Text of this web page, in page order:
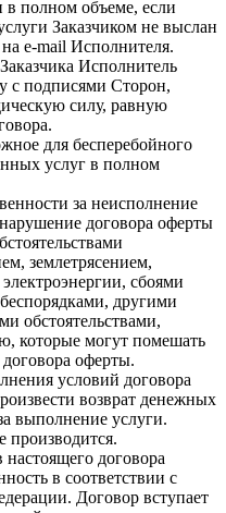
в полном объеме, если
Заказчиком не выслан
e-mail Исполнителя.
Исполнитель
с подписями Сторон,
силу, равную
для бесперебойного
услуг в полном
за неисполнение
договора оферты
землетрясением,
сбоями
другими
обстоятельствами,
которые могут помешать
оферты.
условий договора
возврат денежных
выполнение услуги.
производится.
настоящего договора
в соответствии с
Договор вступает